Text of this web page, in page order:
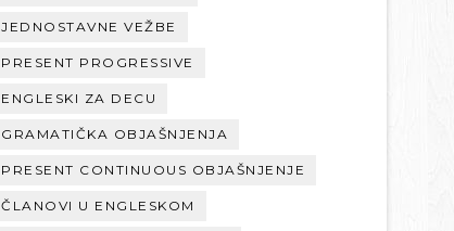
JEDNOSTAVNE VEŽBE
PRESENT PROGRESSIVE
ENGLESKI ZA DECU
GRAMATIČKA OBJAŠNJENJA
PRESENT CONTINUOUS OBJAŠNJENJE
ČLANOVI U ENGLESKOM